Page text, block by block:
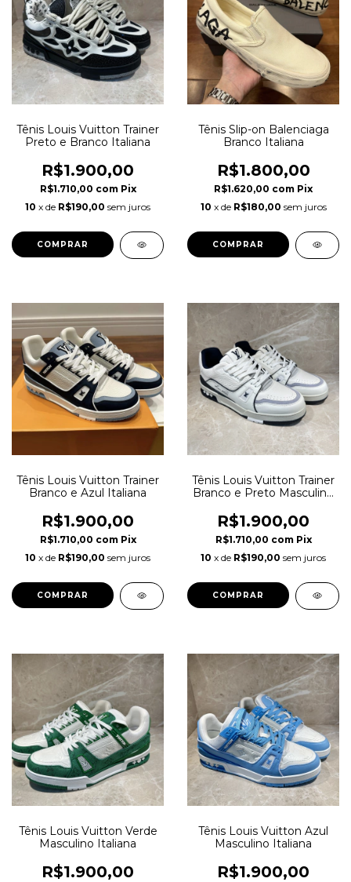
Tênis Louis Vuitton Trainer
Preto e Branco Italiana
R$1.900,00
R$1.710,00 com Pix
10 x de R$190,00 sem juros
COMPRAR
Tênis Slip-on Balenciaga
Branco Italiana
R$1.800,00
R$1.620,00 com Pix
10 x de R$180,00 sem juros
COMPRAR
Tênis Louis Vuitton Trainer
Branco e Azul Italiana
R$1.900,00
R$1.710,00 com Pix
10 x de R$190,00 sem juros
COMPRAR
Tênis Louis Vuitton Trainer
Branco e Preto Masculino
R$1.900,00
R$1.710,00 com Pix
10 x de R$190,00 sem juros
COMPRAR
Tênis Louis Vuitton Verde
Masculino Italiana
R$1.900,00
Tênis Louis Vuitton Azul
Masculino Italiana
R$1.900,00